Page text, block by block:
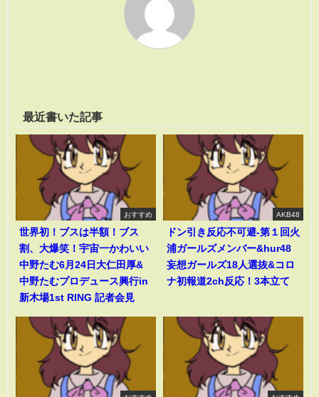
最近書いた記事
おすすめ
世界初！ブスは半額！ブス
割、大爆笑！宇宙一かわいい
中野たむ6月24日大仁田厚&
中野たむプロデュース興行in
新木場1st RING 記者会見
AKB48
ドン引き反応不可避-第１回火
浦ガールズメンバー&hur48
妄想ガールズ18人選抜&コロ
ナ初報道2ch反応！3本立て